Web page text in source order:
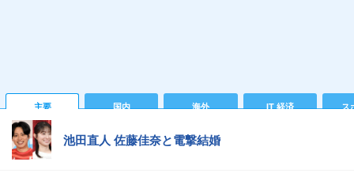
主要 国内 海外 IT 経済 ス
池田直人 佐藤佳奈と電撃結婚